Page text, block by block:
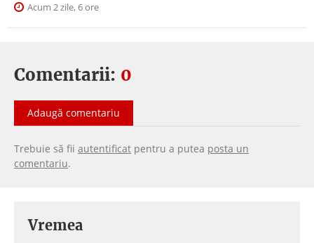
Acum 2 zile, 6 ore
Comentarii: 0
Adaugă comentariu
Trebuie să fii autentificat pentru a putea posta un
comentariu.
Vremea